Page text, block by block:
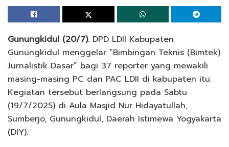
Gunungkidul (20/7).DPD LDII Kabupaten
Gunungkidul menggelar “Bimbingan Teknis (Bimtek)
Jurnalistik Dasar” bagi 37 reporter yang mewakili
masing-masing PC dan PAC LDII di kabupaten itu.
Kegiatan tersebut berlangsung pada Sabtu
(19/7/2025) di Aula Masjid Nur Hidayatullah,
Sumberjo, Gunungkidul, Daerah Istimewa Yogyakarta
(DIY).